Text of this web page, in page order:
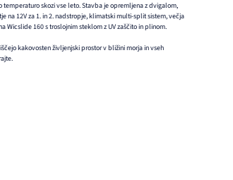
skozi vse leto. Stavba je opremljena z dvigalom,
na 12V za 1. in 2. nadstropje, klimatski multi-split sistem, večja
Wicslide 160 s troslojnim steklom z UV zaščito in plinom.
kakovosten življenjski prostor v bližini morja in vseh